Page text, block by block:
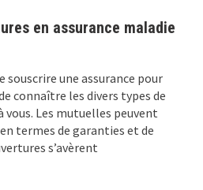
en assurance maladie
souscrire une assurance pour
connaître les divers types de
vous. Les mutuelles peuvent
termes de garanties et de
s’avèrent